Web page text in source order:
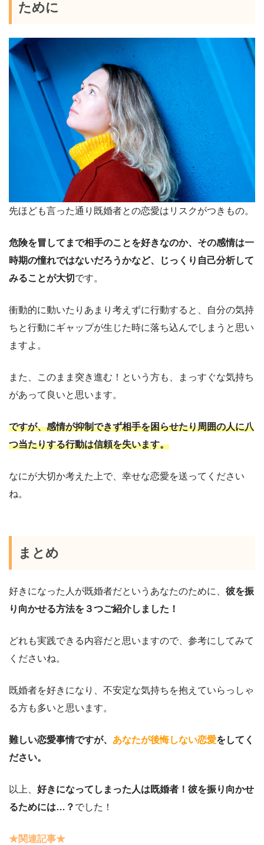
ために
先ほども言った通り既婚者との恋愛はリスクがつきもの。
危険を冒してまで相手のことを好きなのか、その感情は一
時期の憧れではないだろうかなど、じっくり自己分析して
みることが大切 です。
衝動的に動いたりあまり考えずに行動すると、自分の気持
ちと行動にギャップが生じた時に落ち込んでしまうと思い
ますよ。
また、このまま突き進む！という方も、まっすぐな気持ち
があって良いと思います。
ですが、感情が抑制できず相手を困らせたり周囲の人に八
つ当たりする行動は信頼を失います。
なにが大切か考えた上で、幸せな恋愛を送ってください
ね。
まとめ
好きになった人が既婚者だというあなたのために、 彼を振
り向かせる方法を３つご紹介しました！
どれも実践できる内容だと思いますので、参考にしてみて
くださいね。
既婚者を好きになり、不安定な気持ちを抱えていらっしゃ
る方も多いと思います。
難しい恋愛事情ですが、 あなたが後悔しない恋愛をしてく
ださい。
以上、 好きになってしまった人は既婚者！彼を振り向かせ
るためには…？ でした！
★関連記事★